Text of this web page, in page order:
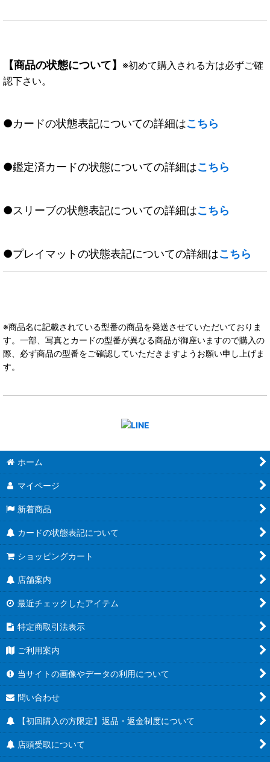
【商品の状態について】 ※初めて購入される方は必ずご確
認下さい。
●カードの状態表記についての詳細はこちら
●鑑定済カードの状態についての詳細はこちら
●スリーブの状態表記についての詳細はこちら
●プレイマットの状態表記についての詳細はこちら
※商品名に記載されている型番の商品を発送させていただいておりま
す。一部、写真とカードの型番が異なる商品が御座いますので購入の
際、必ず商品の型番をご確認していただきますようお願い申し上げま
す。
ホーム
マイページ
新着商品
カードの状態表記について
ショッピングカート
店舗案内
最近チェックしたアイテム
特定商取引法表示
ご利用案内
当サイトの画像やデータの利用について
問い合わせ
【初回購入の方限定】返品・返金制度について
店頭受取について